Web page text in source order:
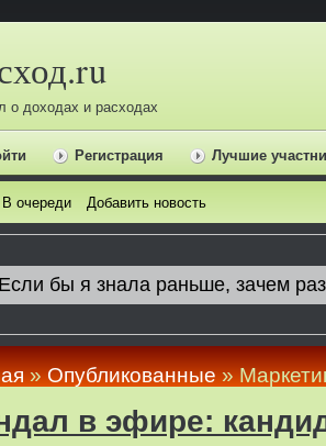
о доходах и расходах
Регистрация Лучшие
В очереди Добавить новость
»Опубликованные»
в эфире: